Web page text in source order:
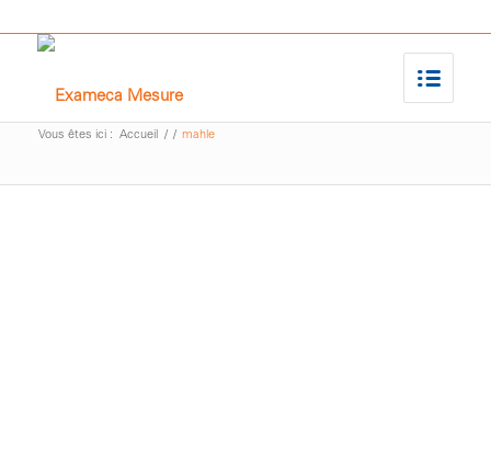
Vous êtes ici : Accueil / / mahle